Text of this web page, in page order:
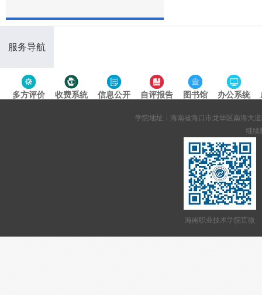
服务导航
多方评价 收费系统 信息公开 自评报告 图书馆 办公系统
学院地址：海南省海口市龙华区南海大道
继续
海南职业技术学院官微